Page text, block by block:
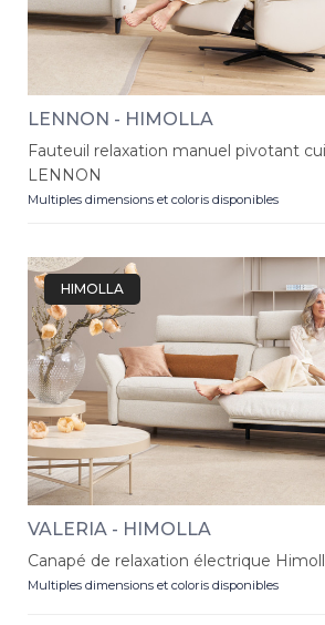
LENNON - HIMOLLA
Fauteuil relaxation manuel pivotant
LENNON
Multiples dimensions et coloris disponibles
HIMOLLA
VALERIA - HIMOLLA
Canapé de relaxation électrique
Multiples dimensions et coloris disponibles